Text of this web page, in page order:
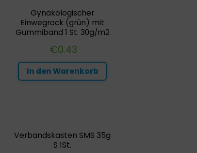
Gynäkologischer
Einwegrock (grün) mit
Gummiband 1 St. 30g/m2
€0.43
In den Warenkorb
Verbandskasten SMS 35g
S 1St.